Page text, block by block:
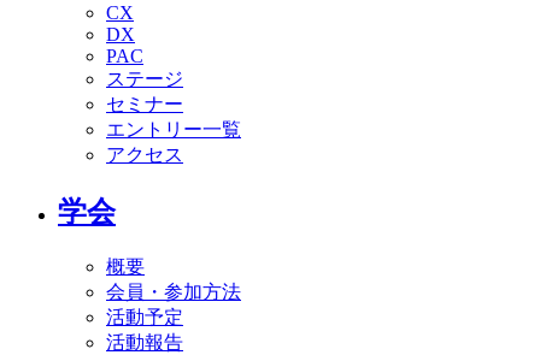
CX
DX
PAC
ステージ
セミナー
エントリー一覧
アクセス
学会
概要
会員・参加方法
活動予定
活動報告